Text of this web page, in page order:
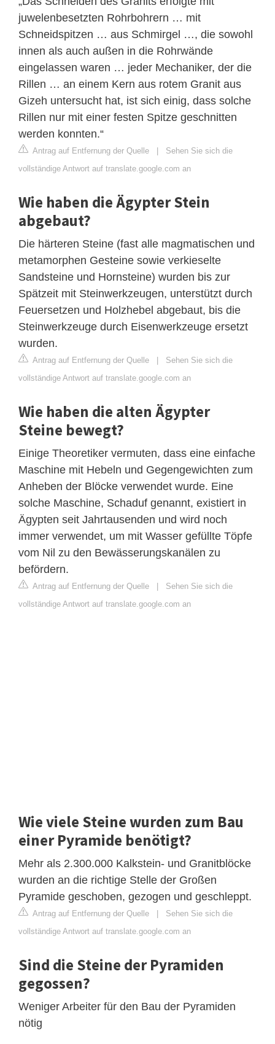
juwelenbesetzten Rohrbohrern … mit
Schneidspitzen … aus Schmirgel …, die sowohl
innen als auch außen in die Rohrwände
eingelassen waren … jeder Mechaniker, der die
Rillen … an einem Kern aus rotem Granit aus
Gizeh untersucht hat, ist sich einig, dass solche
Rillen nur mit einer festen Spitze geschnitten
werden konnten.“
Antrag auf Entfernung der Quelle | Sehen Sie sich die
vollständige Antwort auf translate.google.com an
Wie haben die Ägypter Stein
abgebaut?
Die härteren Steine ​​(fast alle magmatischen und
metamorphen Gesteine ​​sowie verkieselte
Sandsteine ​​und Hornsteine) wurden bis zur
Spätzeit mit Steinwerkzeugen, unterstützt durch
Feuersetzen und Holzhebel abgebaut, bis die
Steinwerkzeuge durch Eisenwerkzeuge ersetzt
wurden.
Antrag auf Entfernung der Quelle | Sehen Sie sich die
vollständige Antwort auf translate.google.com an
Wie haben die alten Ägypter
Steine ​​bewegt?
Einige Theoretiker vermuten, dass eine einfache
Maschine mit Hebeln und Gegengewichten zum
Anheben der Blöcke verwendet wurde. Eine
solche Maschine, Schaduf genannt, existiert in
Ägypten seit Jahrtausenden und wird noch
immer verwendet, um mit Wasser gefüllte Töpfe
vom Nil zu den Bewässerungskanälen zu
befördern.
Antrag auf Entfernung der Quelle | Sehen Sie sich die
vollständige Antwort auf translate.google.com an
Wie viele Steine ​​wurden zum Bau
einer Pyramide benötigt?
Mehr als 2.300.000 Kalkstein- und Granitblöcke
wurden an die richtige Stelle der Großen
Pyramide geschoben, gezogen und geschleppt.
Antrag auf Entfernung der Quelle | Sehen Sie sich die
vollständige Antwort auf translate.google.com an
Sind die Steine der Pyramiden
gegossen?
Weniger Arbeiter für den Bau der Pyramiden
nötig